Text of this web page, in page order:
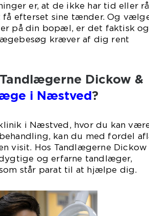
er, at de ikke har tid eller
efterset sine tænder. Og
på din bopæl, er det faktisk
kræver af dig rent
Dickow &
i Næstved?
i Næstved, hvor du kan
kan du med fordel
visit. Hos Tandlægerne Dickow
og erfarne tandlæger,
står parat til at hjælpe dig.